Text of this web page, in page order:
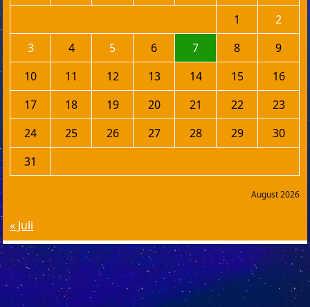
August 2026
1
2
3
4 5 6 7 8
9
10
11 12 13 14 15
16
17
18 19 20 21 22
23
24
25 26 27 28 29
30
31
« Juli